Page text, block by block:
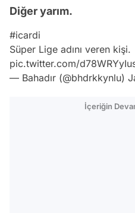
Diğer yarım.
#icardi
Süper Lige adını veren kişi.
pic.twitter.com/
— Bahadır (@bhdrkkynlu)
İçeriğin